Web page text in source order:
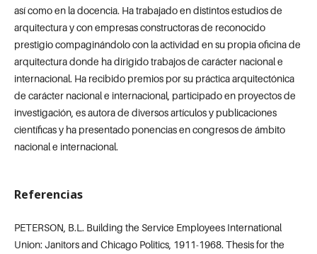
así como en la docencia. Ha trabajado en distintos estudios de
arquitectura y con empresas constructoras de reconocido
prestigio compaginándolo con la actividad en su propia oficina de
arquitectura donde ha dirigido trabajos de carácter nacional e
internacional. Ha recibido premios por su práctica arquitectónica
de carácter nacional e internacional, participado en proyectos de
investigación, es autora de diversos artículos y publicaciones
científicas y ha presentado ponencias en congresos de ámbito
nacional e internacional.
Referencias
PETERSON, B.L. Building the Service Employees International
Union: Janitors and Chicago Politics, 1911-1968. Thesis for the